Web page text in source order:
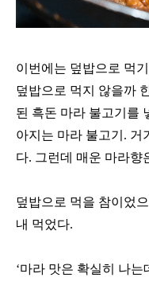
이번에는 덮밥으로 먹
덮밥으로 먹지 않을까
된 흑돈 마라 불고기를
아지는 마라 불고기. 거
다. 그런데 매운 마라향
덮밥으로 먹을 참이었
내 먹었다.
‘마라 맛은 확실히 나는